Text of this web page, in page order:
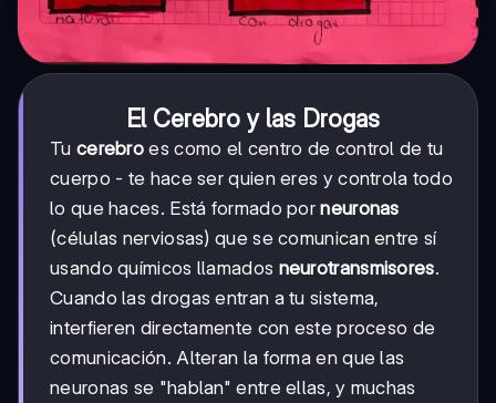
El Cerebro y las Drogas
Tu cerebro es como el centro de control de tu
cuerpo - te hace ser quien eres y controla todo
lo que haces. Está formado porneuronas
(células nerviosas) que se comunican entre sí
usando químicos llamados neurotransmisores.
Cuando las drogas entran a tu sistema,
interfieren directamente con este proceso de
comunicación. Alteran la forma en que las
neuronas se "hablan" entre ellas, y muchas